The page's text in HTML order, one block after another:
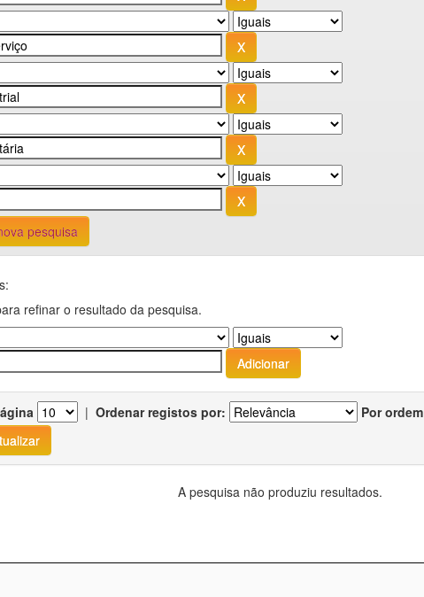
pesquisa
refinar o resultado da pesquisa.
| Ordenar registos por: Por ordem
A pesquisa não produziu resultados.